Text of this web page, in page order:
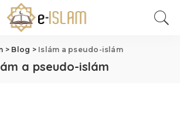
> Blog > Islám a pseudo-islám
a pseudo-islám